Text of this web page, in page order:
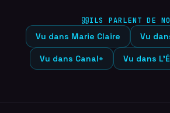
ILS PARLENT DE
Vu dans Marie Claire Vu
Vu dans Canal+ Vu dans